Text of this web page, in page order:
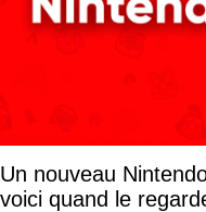
Un nouveau
voici quand le